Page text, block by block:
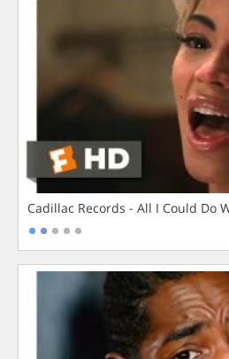
Cadillac Records - All I Could Do